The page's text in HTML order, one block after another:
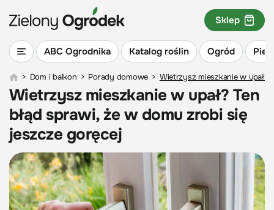
ABC Ogrodnika Katalog roślin Ogród
Sklep
> Dom i balkon > Porady domowe > Wietrzysz mieszkanie w upał?
Wietrzysz mieszkanie w upał? Ten
błąd sprawi, że w domu zrobi się
jeszcze goręcej